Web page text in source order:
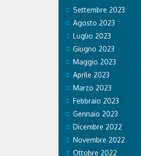
Settembre 2023
Agosto 2023
Luglio 2023
Giugno 2023
Maggio 2023
Aprile 2023
Marzo 2023
Febbraio 2023
Gennaio 2023
Dicembre 2022
Novembre 2022
Ottobre 2022